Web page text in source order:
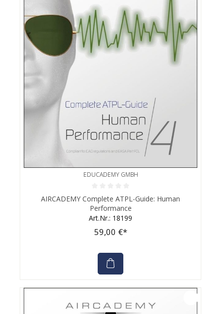
EDUCADEMY GMBH
Durchschnittliche Bewertung von 0 von 5 Sternen
AIRCADEMY Complete ATPL-Guide: Human
Performance
Art.Nr.: 18199
59,00 €*